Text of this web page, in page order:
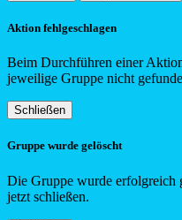
Aktion fehlgeschlagen
Beim Durchführen einer
jeweilige Gruppe nicht
Schließen
Gruppe wurde gelöscht
Die Gruppe wurde erfolgreich
jetzt schließen.